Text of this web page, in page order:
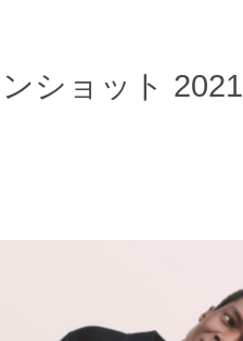
ショット